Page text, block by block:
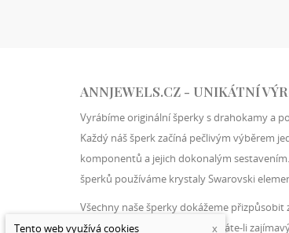
ANNJEWELS.CZ - UNIKÁTNÍ
Vyrábíme originální šperky s drahokamy a
Každý náš šperk začíná pečlivým výběrem
komponentů a jejich dokonalým
šperků používáme krystaly Swarovski
Všechny naše šperky dokážeme přizpůsobit
konkrétnímu zákazníkovi. Hledáte-li